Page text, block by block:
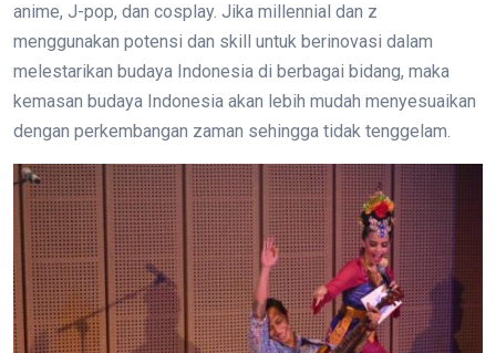
anime, J-pop, dan cosplay. Jika millennial dan z
menggunakan potensi dan skill untuk berinovasi dalam
melestarikan budaya Indonesia di berbagai bidang, maka
kemasan budaya Indonesia akan lebih mudah menyesuaikan
dengan perkembangan zaman sehingga tidak tenggelam.